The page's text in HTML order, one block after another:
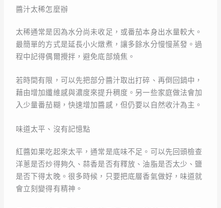
醬汁太稀怎麼辦
太稀通常是因為水分尚未收足，或番茄本身出水量較大。
最簡單的方式是延長小火燉煮，讓多餘水分慢慢蒸發。過
程中記得偶爾攪拌，避免底部燒焦。
若時間有限，可以先把部分醬汁取出打碎、再倒回鍋中，
藉由增加纖維感與濃度來提升稠度。另一些家庭做法會加
入少量番茄糊，快速增加醬感，但仍要以自然收汁為主。
味道太平、沒有記憶點
紅醬如果吃起來太平，通常是底味不足。可以先回頭檢查
洋蔥是否炒得夠久、蒜香是否有釋放、油脂是否太少、鹽
是否下得太晚。很多時候，只要把底層香氣做好，味道就
會立刻變得有精神。